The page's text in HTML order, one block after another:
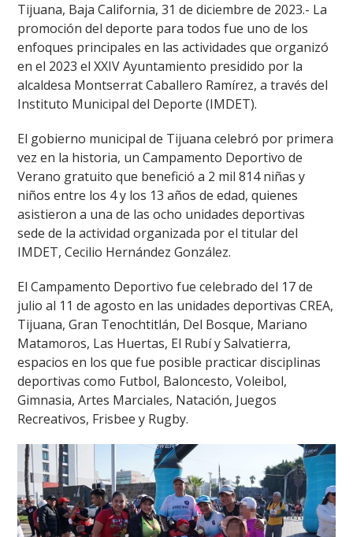
Tijuana, Baja California, 31 de diciembre de 2023.- La
promoción del deporte para todos fue uno de los
enfoques principales en las actividades que organizó
en el 2023 el XXIV Ayuntamiento presidido por la
alcaldesa Montserrat Caballero Ramírez, a través del
Instituto Municipal del Deporte (IMDET).
El gobierno municipal de Tijuana celebró por primera
vez en la historia, un Campamento Deportivo de
Verano gratuito que benefició a 2 mil 814 niñas y
niños entre los 4 y los 13 años de edad, quienes
asistieron a una de las ocho unidades deportivas
sede de la actividad organizada por el titular del
IMDET, Cecilio Hernández González.
El Campamento Deportivo fue celebrado del 17 de
julio al 11 de agosto en las unidades deportivas CREA,
Tijuana, Gran Tenochtitlán, Del Bosque, Mariano
Matamoros, Las Huertas, El Rubí y Salvatierra,
espacios en los que fue posible practicar disciplinas
deportivas como Futbol, Baloncesto, Voleibol,
Gimnasia, Artes Marciales, Natación, Juegos
Recreativos, Frisbee y Rugby.